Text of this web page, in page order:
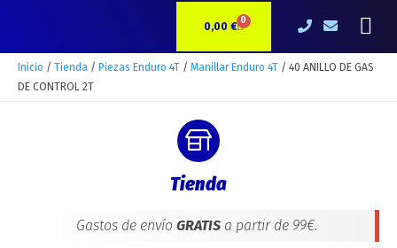
0,00 € 0CARRITO
Inicio / Tienda / Piezas Enduro 4T / Manillar Enduro 4T / 40 ANILLO DE GAS
DE CONTROL 2T
Tienda
Gastos de envío GRATISa partir de 99€.
GAS
DE